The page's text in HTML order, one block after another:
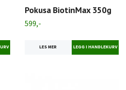
Pokusa BiotinMax 350g
599,-
LES MER